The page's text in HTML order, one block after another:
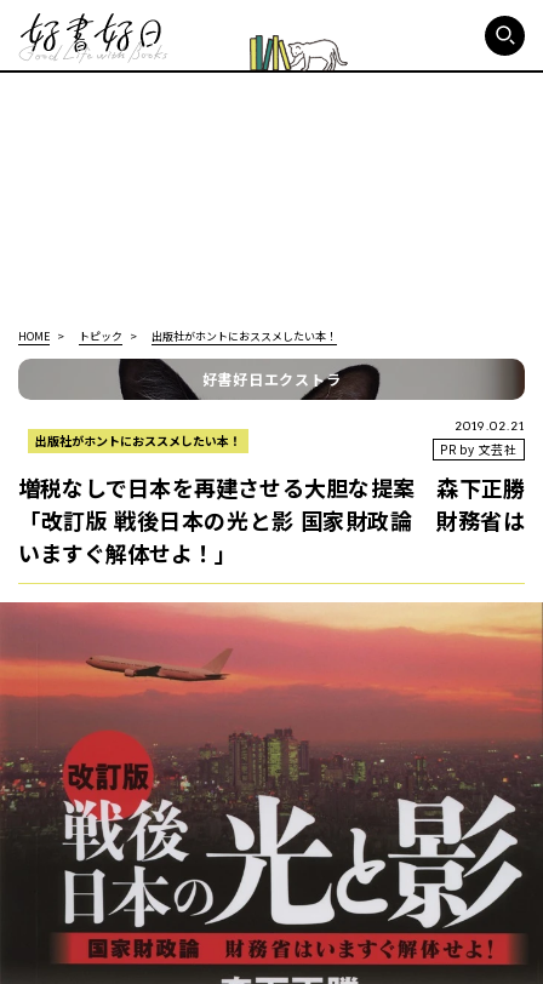
HOME トピック 出版社がホントにおススメしたい本！
好書好日エクストラ
出版社がホントにおススメしたい本！ PR by 文芸社
2019.02.21
増税なしで日本を再建させる大胆な提案 森下正勝
「改訂版 戦後日本の光と影 国家財政論 財務省は
いますぐ解体せよ！」